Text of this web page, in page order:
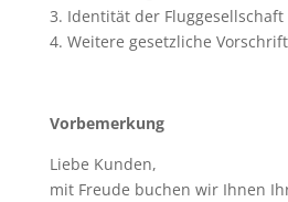
3. Identität der Fluggesellschaft
4. Weitere gesetzliche
Vorbemerkung
Liebe Kunden,
mit Freude buchen wir Ihnen